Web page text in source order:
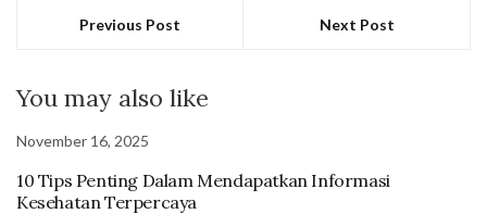
Previous Post Next Post
You may also like
November 16, 2025
10 Tips Penting Dalam Mendapatkan Informasi
Kesehatan Terpercaya